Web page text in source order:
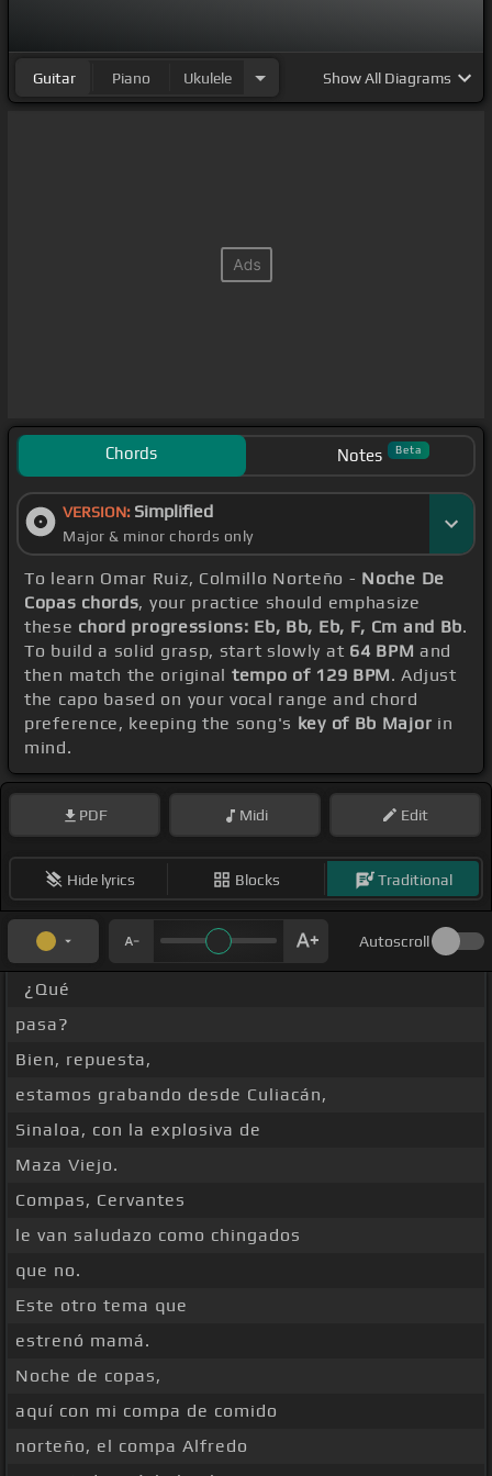
Guitar Piano Ukulele ShowAll Diagrams
Chords Notes Beta
VERSION: Simplified
Major & minor chords only
To learn Omar Ruiz, Colmillo Norteño - Noche De
Copas chords, your practice should emphasize
these chord progressions: Eb, Bb, Eb, F, Cm and Bb.
To build a solid grasp, start slowly at 64 BPM and
then match the original tempo of 129 BPM. Adjust
the capo based on your vocal range and chord
preference, keeping the song's key of Bb Major in
mind.
PDF Midi Edit
Hide lyrics Blocks Traditional
Autoscroll
¿Qué
pasa?
Bien, repuesta,
estamos grabando desde Culiacán,
Sinaloa, con la explosiva de
Maza Viejo.
Compas, Cervantes
le van saludazo como chingados
que no.
Este otro tema que
estrenó mamá.
Noche de copas,
aquí con mi compa de comido
norteño, el compa Alfredo